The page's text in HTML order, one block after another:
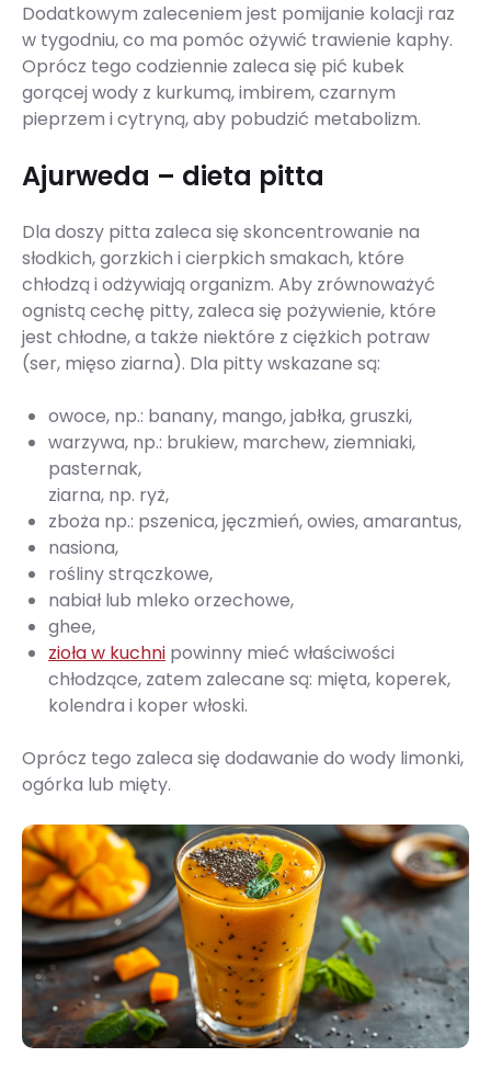
Dodatkowym zaleceniem jest pomijanie kolacji raz
w tygodniu, co ma pomóc ożywić trawienie kaphy.
Oprócz tego codziennie zaleca się pić kubek
gorącej wody z kurkumą, imbirem, czarnym
pieprzem i cytryną, aby pobudzić metabolizm.
Ajurweda – dieta pitta
Dla doszy pitta zaleca się skoncentrowanie na
słodkich, gorzkich i cierpkich smakach, które
chłodzą i odżywiają organizm. Aby zrównoważyć
ognistą cechę pit­ty, zaleca się pożywienie, które
jest chłodne, a także niektóre z ciężkich potraw
(ser, mięso ziarna). Dla pitty wskazane są:
owoce, np.: banany, mango, jabłka, gruszki,
warzywa, np.: brukiew, marchew, ziemniaki,
pasternak,
ziarna, np. ryż,
zboża np.: pszenica, jęczmień, owies, amarantus,
nasiona,
rośliny strączkowe,
nabiał lub mleko orzechowe,
ghee,
zioła w kuchni powinny mieć właściwości
chłodzące, zatem zalecane są: mięta, ko­perek,
kolendra i koper włoski.
Oprócz tego zaleca się dodawanie do wody limonki,
ogórka lub mięty.